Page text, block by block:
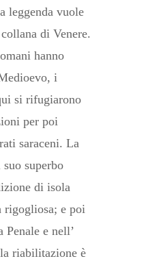
leggenda vuole
di Venere.
hanno
i
si rifugiarono
per poi
saraceni. La
superbo
di isola
rigogliosa; e poi
e nell’
riabilitazione è